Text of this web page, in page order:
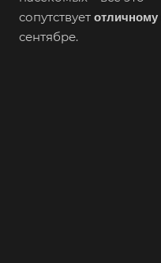
сопутствует
сентябре.